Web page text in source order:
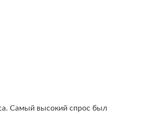
Самый высокий спрос был